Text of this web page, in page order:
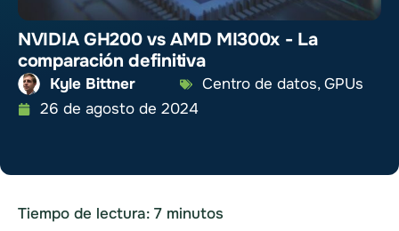
NVIDIA GH200 vs AMD MI300x - La
comparación definitiva
Kyle Bittner Centro de datos,GPUs
26 de agosto de 2024
Tiempo de lectura: 7 minutos